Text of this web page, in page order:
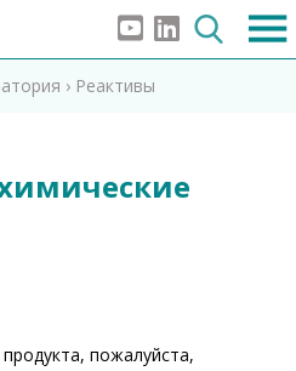
› Реактивы
пожалуйста,